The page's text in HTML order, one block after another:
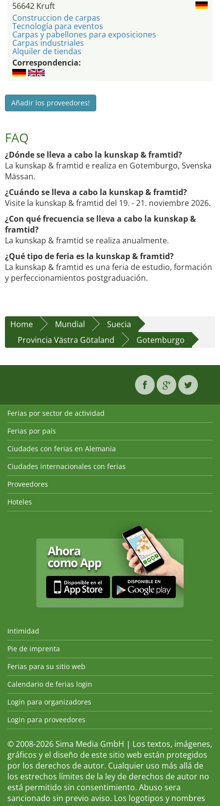
56642 Kruft
Construccion de carpas
Tecnología para eventos
Carpas y pabellones para exposiciones
Carpas industriales
Alquiler de tiendas
Correspondencia:
Añadir los proveedores!
FAQ
¿Dónde se lleva a cabo la kunskap & framtid?
La kunskap & framtid e realiza en Gotemburgo, Svenska
Mässan.
¿Cuándo se lleva a cabo la kunskap & framtid?
Visite la kunskap & framtid del 19. - 21. noviembre 2026.
¿Con qué frecuencia se lleva a cabo la kunskap &
framtid?
La kunskap & framtid se realiza anualmente.
¿Qué tipo de feria es la kunskap & framtid?
La kunskap & framtid es una feria de estudio, formación
y perfeccionamientos postgraduación.
Home Mundial
Suecia
Provincia Västra Götaland
Gotemburgo
Ferias por sector de actividad
Ferias por país
Ciudades con ferias en Alemania
Ciudades internacionales con ferias
Proveedores
Hoteles
Intimidad
Pie de imprenta
Ferias para su sitio web
Calendario de ferias login
Login para organizadores
Login para proveedores
© 2008-2026 Sima Media GmbH | Los textos, imágenes,
gráficos y el diseño de este sitio web están protegidos
por los derechos de autor. Cualquier uso más allá de
los estrechos límites de la ley de derechos de autor no
está permitido sin consentimiento. Abuso sera
sancionado sin previo aviso. Los logotipos y nombres